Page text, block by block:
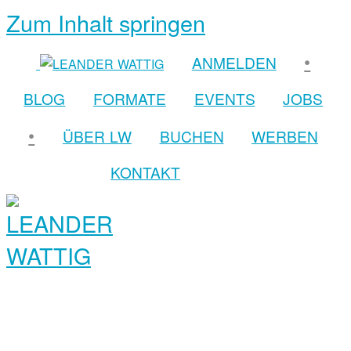
Zum Inhalt springen
ANMELDEN •
BLOG FORMATE EVENTS JOBS
• ÜBER LW BUCHEN
WERBEN
KONTAKT